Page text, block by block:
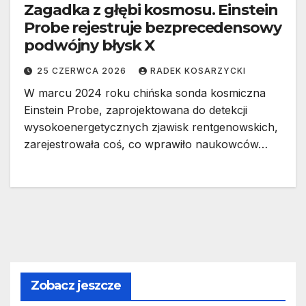
Zagadka z głębi kosmosu. Einstein
Probe rejestruje bezprecedensowy
podwójny błysk X
25 CZERWCA 2026 RADEK KOSARZYCKI
W marcu 2024 roku chińska sonda kosmiczna
Einstein Probe, zaprojektowana do detekcji
wysokoenergetycznych zjawisk rentgenowskich,
zarejestrowała coś, co wprawiło naukowców…
Zobacz jeszcze